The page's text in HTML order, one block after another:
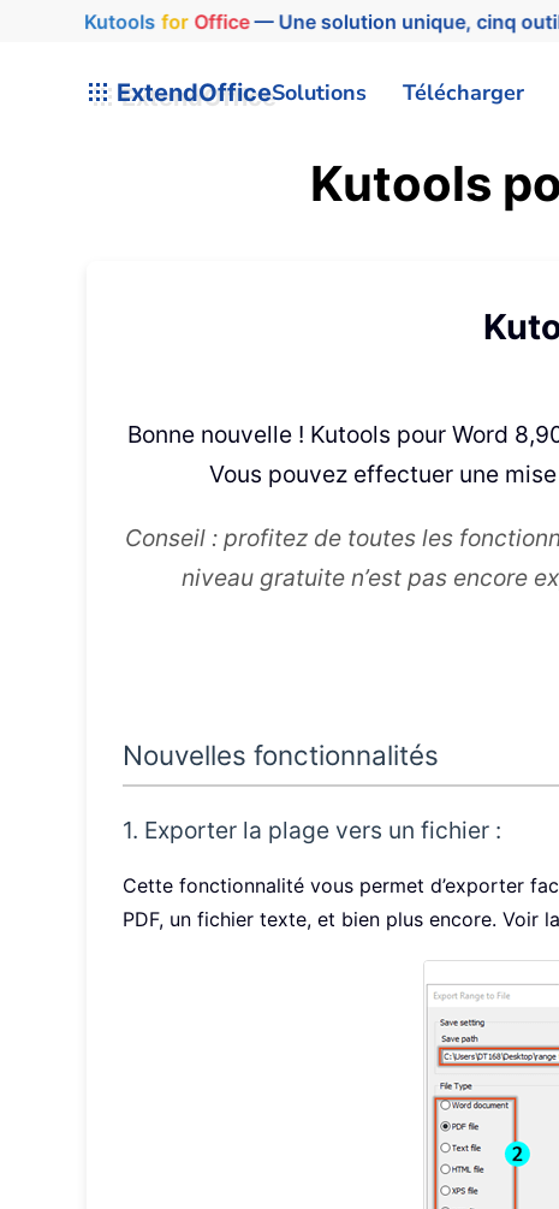
Kutools for Office— Une solution unique, cinq
ExtendOfficeSolutions Télécharger
Kutools
Bonne nouvelle ! Kutools pour Word
Vous pouvez effectuer une
Conseil : profitez de toutes les
niveau gratuite n’est pas encore
Nouvelles fonctionnalités
1. Exporter la plage vers un fichier :
Cette fonctionnalité vous permet d’exporter
PDF, un fichier texte, et bien plus encore. Voir